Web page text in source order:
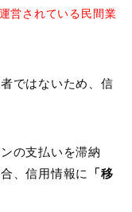
営されている民間業
ではないため、信
の支払いを滞納
、信用情報に
「移